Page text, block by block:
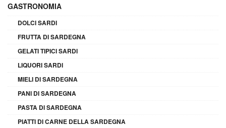
GASTRONOMIA
DOLCI SARDI
FRUTTA DI SARDEGNA
GELATI TIPICI SARDI
LIQUORI SARDI
MIELI DI SARDEGNA
PANI DI SARDEGNA
PASTA DI SARDEGNA
PIATTI DI CARNE DELLA SARDEGNA